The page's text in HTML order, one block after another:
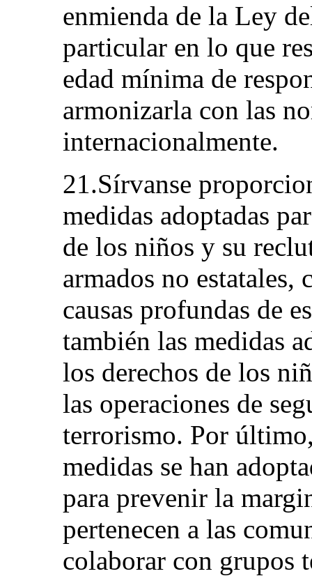
enmienda de la Ley
particular en lo que
edad mínima de
armonizarla con las
internacionalmente.
21.Sírvanse
medidas adoptadas
de los niños y su
armados no estatales,
causas profundas de
también las medidas
los derechos de los
las operaciones de
terrorismo. Por
medidas se han
para prevenir la
pertenecen a las
colaborar con grupos